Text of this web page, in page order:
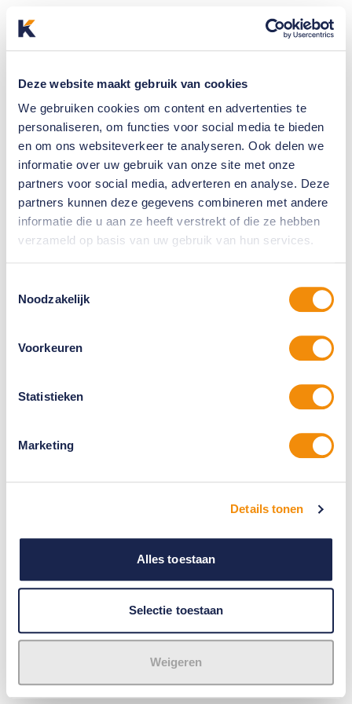
Deze website maakt gebruik van cookies
We gebruiken cookies om content en advertenties te
personaliseren, om functies voor social media te bieden
en om ons websiteverkeer te analyseren. Ook delen we
informatie over uw gebruik van onze site met onze
partners voor social media, adverteren en analyse. Deze
partners kunnen deze gegevens combineren met andere
informatie die u aan ze heeft verstrekt of die ze hebben
verzameld op basis van uw gebruik van hun services.
Noodzakelijk
Voorkeuren
Statistieken
Marketing
Details tonen
Alles toestaan
Selectie toestaan
Weigeren